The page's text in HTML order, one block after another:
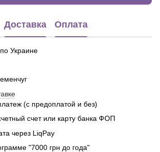
Доставка Оплата
Украине
(с предоплатой и без)
счет или карту банка ФОП
через LiqPay
"7000 грн до года"